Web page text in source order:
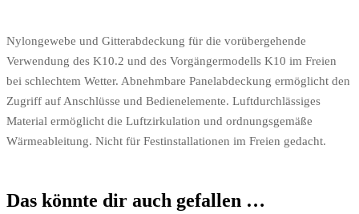
Nylongewebe und Gitterabdeckung für die vorübergehende
Verwendung des K10.2 und des Vorgängermodells K10 im Freien
bei schlechtem Wetter. Abnehmbare Panelabdeckung ermöglicht den
Zugriff auf Anschlüsse und Bedienelemente. Luftdurchlässiges
Material ermöglicht die Luftzirkulation und ordnungsgemäße
Wärmeableitung. Nicht für Festinstallationen im Freien gedacht.
Das könnte dir auch gefallen …